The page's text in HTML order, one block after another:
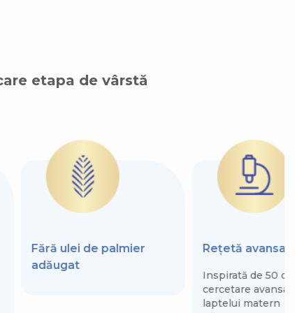
etapa de vârstă
Fără ulei de palmier
adăugat
Rețetă
Inspirată de 50
cercetare
laptelui matern